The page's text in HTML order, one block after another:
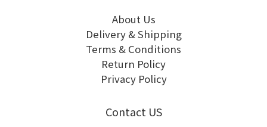
About Us
Delivery & Shipping
Terms & Conditions
Return Policy
Privacy Policy
Contact US